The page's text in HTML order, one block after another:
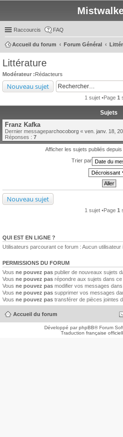
Raccourcis FAQ
Accueil du forum Forum Général
Littérature
Modérateur :Rédacteurs
Nouveau sujet
1 sujet •Page 1
Sujets
Franz Kafka
Dernier messageparchocoborg « ven. janv. 18,
Réponses : 7
Afficher les sujets publiés depuis
Trier par
Nouveau sujet
1 sujet •Page 1
QUI EST EN LIGNE ?
Utilisateurs parcourant ce forum : Aucun utilisateur
PERMISSIONS DU FORUM
Vous ne pouvez pas publier de nouveaux sujets
Vous ne pouvez pas répondre aux sujets dans ce
Vous ne pouvez pas modifier vos messages
Vous ne pouvez pas supprimer vos messages
Vous ne pouvez pas transférer de pièces jointes
Accueil du forum
Développé parphpBB® Forum
Traduction française